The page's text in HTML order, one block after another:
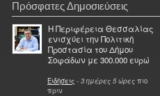
Πρόσφατες Δημοσιεύσεις
Η Περιφέρεια Θεσσαλίας
ενισχύει την Πολιτική
Προστασία του Δήμου
Σοφάδων με 300.000 ευρώ
Ειδήσεις - 3 ημέρες 5 ώρες πιο
πριν